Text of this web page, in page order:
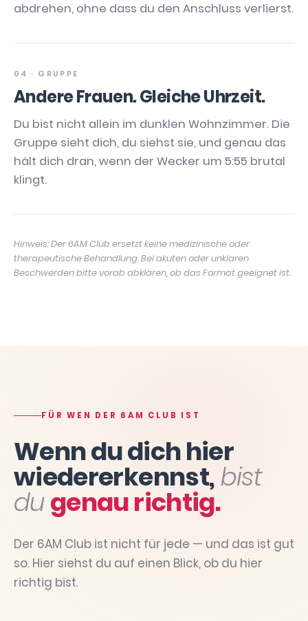
abdrehen, ohne dass du den Anschluss verlierst.
04 · GRUPPE
Andere Frauen. Gleiche Uhrzeit.
Du bist nicht allein im dunklen Wohnzimmer. Die
Gruppe sieht dich, du siehst sie, und genau das
hält dich dran, wenn der Wecker um 5:55 brutal
klingt.
Hinweis: Der 6AM Club ersetzt keine medizinische oder
therapeutische Behandlung. Bei akuten oder unklaren
Beschwerden bitte vorab abklären, ob das Format geeignet ist.
FÜR WEN DER 6AM CLUB IST
Wenn du dich hier
wiedererkennst,bist
dugenau richtig.
Der 6AM Club ist nicht für jede — und das ist gut
so. Hier siehst du auf einen Blick, ob du hier
richtig bist.